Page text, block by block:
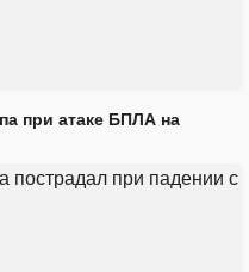
при атаке БПЛА на